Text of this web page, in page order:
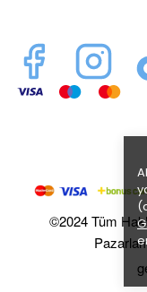
©2024 Tüm